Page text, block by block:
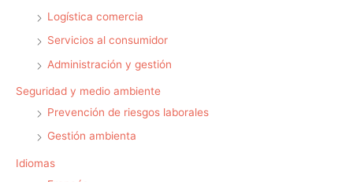
Logística comercia
Servicios al consumidor
Administración y gestión
Seguridad y medio ambiente
Prevención de riesgos laborales
Gestión ambienta
Idiomas